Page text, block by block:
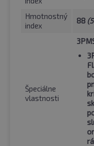
Hmotnostný
index
88
Špeciálne
vlastnosti